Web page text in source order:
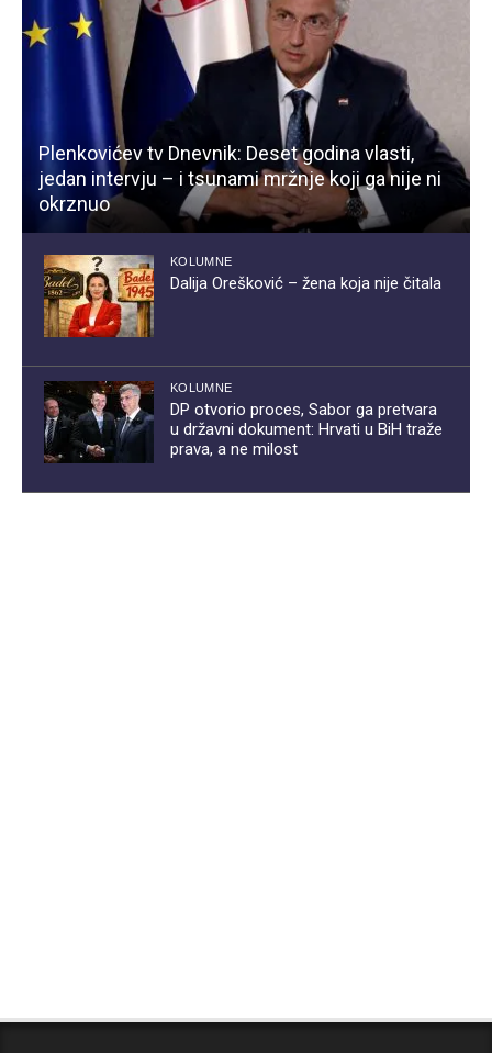
Plenkovićev tv Dnevnik: Deset godina vlasti,
jedan intervju – i tsunami mržnje koji ga nije ni
okrznuo
KOLUMNE
Dalija Orešković – žena koja nije čitala
KOLUMNE
DP otvorio proces, Sabor ga pretvara
u državni dokument: Hrvati u BiH traže
prava, a ne milost